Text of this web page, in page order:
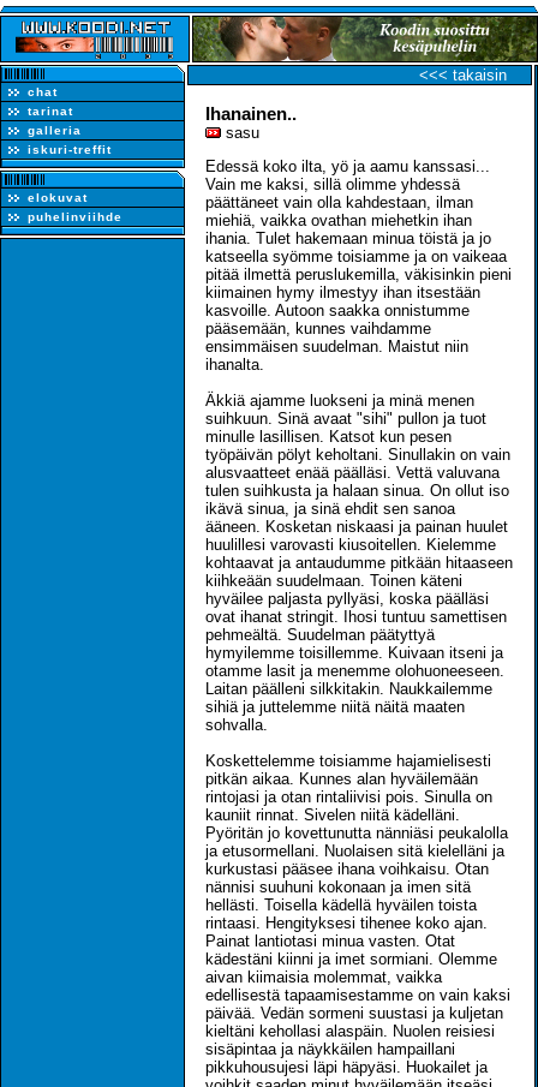
chat
tarinat
galleria
iskuri-treffit
elokuvat
puhelinviihde
<<< takaisin
Ihanainen..
sasu
Edessä koko ilta, yö ja aamu kanssasi...
Vain me kaksi, sillä olimme yhdessä
päättäneet vain olla kahdestaan, ilman
miehiä, vaikka ovathan miehetkin ihan
ihania. Tulet hakemaan minua töistä ja jo
katseella syömme toisiamme ja on vaikeaa
pitää ilmettä peruslukemilla, väkisinkin pieni
kiimainen hymy ilmestyy ihan itsestään
kasvoille. Autoon saakka onnistumme
pääsemään, kunnes vaihdamme
ensimmäisen suudelman. Maistut niin
ihanalta.
Äkkiä ajamme luokseni ja minä menen
suihkuun. Sinä avaat "sihi" pullon ja tuot
minulle lasillisen. Katsot kun pesen
työpäivän pölyt keholtani. Sinullakin on vain
alusvaatteet enää päälläsi. Vettä valuvana
tulen suihkusta ja halaan sinua. On ollut iso
ikävä sinua, ja sinä ehdit sen sanoa
ääneen. Kosketan niskaasi ja painan huulet
huulillesi varovasti kiusoitellen. Kielemme
kohtaavat ja antaudumme pitkään hitaaseen
kiihkeään suudelmaan. Toinen käteni
hyväilee paljasta pyllyäsi, koska päälläsi
ovat ihanat stringit. Ihosi tuntuu samettisen
pehmeältä. Suudelman päätyttyä
hymyilemme toisillemme. Kuivaan itseni ja
otamme lasit ja menemme olohuoneeseen.
Laitan päälleni silkkitakin. Naukkailemme
sihiä ja juttelemme niitä näitä maaten
sohvalla.
Koskettelemme toisiamme hajamielisesti
pitkän aikaa. Kunnes alan hyväilemään
rintojasi ja otan rintaliivisi pois. Sinulla on
kauniit rinnat. Sivelen niitä kädelläni.
Pyöritän jo kovettunutta nänniäsi peukalolla
ja etusormellani. Nuolaisen sitä kielelläni ja
kurkustasi pääsee ihana voihkaisu. Otan
nännisi suuhuni kokonaan ja imen sitä
hellästi. Toisella kädellä hyväilen toista
rintaasi. Hengityksesi tihenee koko ajan.
Painat lantiotasi minua vasten. Otat
kädestäni kiinni ja imet sormiani. Olemme
aivan kiimaisia molemmat, vaikka
edellisestä tapaamisestamme on vain kaksi
päivää. Vedän sormeni suustasi ja kuljetan
kieltäni kehollasi alaspäin. Nuolen reisiesi
sisäpintaa ja näykkäilen hampaillani
pikkuhousujesi läpi häpyäsi. Huokailet ja